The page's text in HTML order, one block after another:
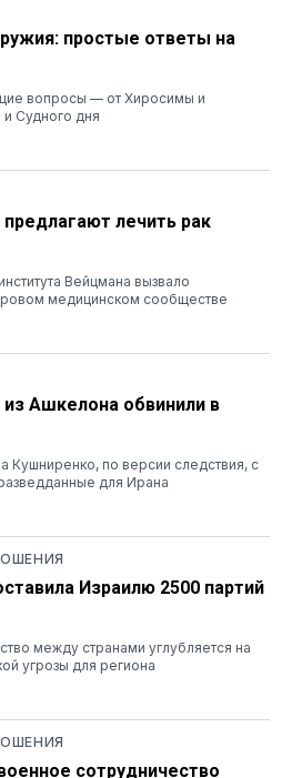
простые ответы на
вопросы — от Хиросимы и
Судного дня
лечить рак
Вейцмана вызвало
медицинском сообществе
Ашкелона обвинили в
Кушниренко, по версии следствия, с
для Ирана
Израилю 2500 партий
между странами углубляется на
угрозы для региона
сотрудничество